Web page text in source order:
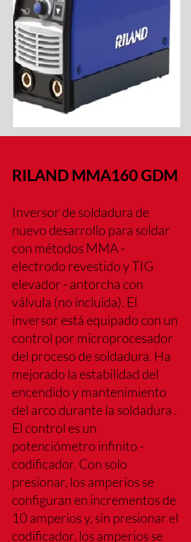
RILAND MMA160 GDM
Inversor de soldadura de
nuevo desarrollo para soldar
con métodos MMA -
electrodo revestido y TIG
elevador - antorcha con
válvula (no incluida). El
inversor está equipado con un
control por microprocesador
del proceso de soldadura. Ha
mejorado la estabilidad del
encendido y mantenimiento
del arco durante la soldadura .
El control es un
potenciómetro infinito -
codificador. Con solo
presionar, los amperios se
configuran en incrementos de
10 amperios y, sin presionar el
codificador, los amperios se